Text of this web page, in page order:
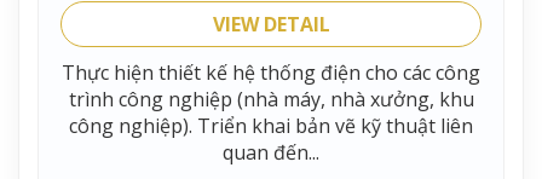
VIEW DETAIL
Thực hiện thiết kế hệ thống điện cho các công
trình công nghiệp (nhà máy, nhà xưởng, khu
công nghiệp). Triển khai bản vẽ kỹ thuật liên
quan đến...